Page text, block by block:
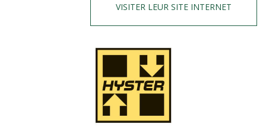
VISITER LEUR SITE INTERNET